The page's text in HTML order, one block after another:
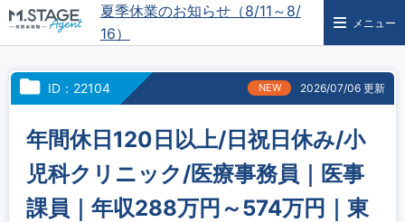
夏季休業のお知らせ（8/11～8/
16）
メニュー
ID：22104 NEW 2026/07/06 更新
年間休日120日以上/日祝日休み/小
児科クリニック/医療事務員｜医事
課員｜年収288万円～574万円｜東